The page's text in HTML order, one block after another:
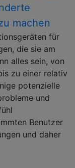
machen
für
die sie am
alles sein, von
zu einer relativ
potenzielle
und
Benutzer
und daher